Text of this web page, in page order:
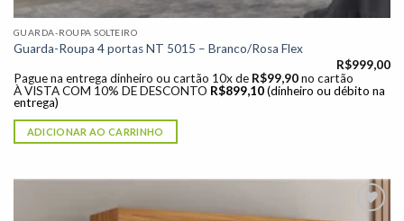
GUARDA-ROUPA SOLTEIRO
Guarda-Roupa 4 portas NT 5015 – Branco/Rosa Flex
R$999,00
Pague na entrega dinheiro ou cartão 10x de R$99,90 no cartão
À VISTA COM 10% DE DESCONTO R$899,10 (dinheiro ou débito na
entrega)
ADICIONAR AO CARRINHO